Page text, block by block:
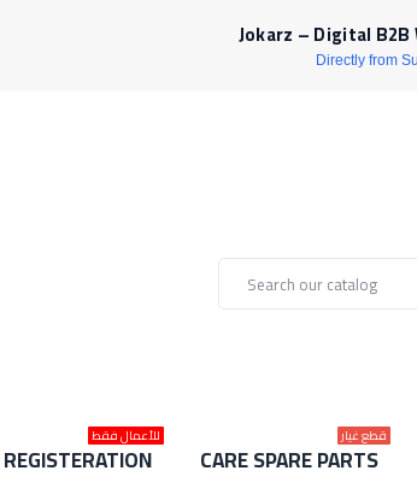
Jokarz – Digital
Directly from
للأعمال فقط
CARE SPARE PARTS
قطع غيار